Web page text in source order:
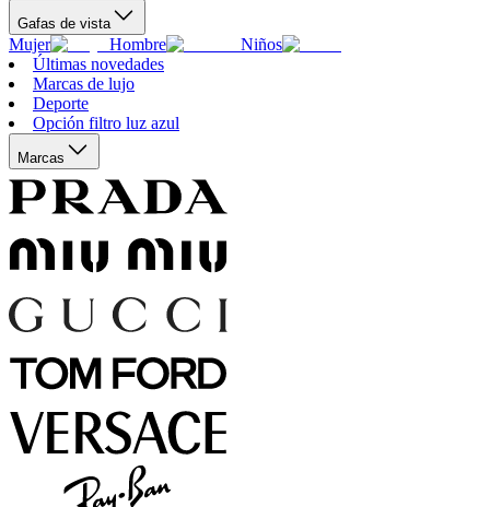
Gafas de vista
Mujer Hombre
Niños
Últimas novedades
Marcas de lujo
Deporte
Opción filtro luz azul
Marcas